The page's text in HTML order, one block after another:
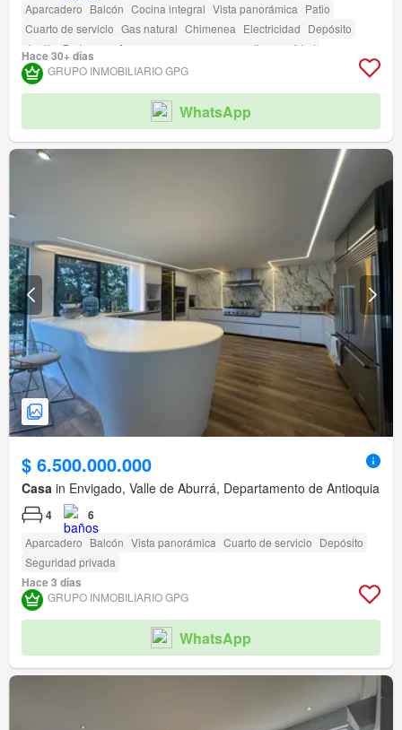
Aparcadero Balcón Cocina integral Vista panorámica Patio
Cuarto de servicio Gas natural Chimenea Electricidad Depósito
Jardín
Barbecue
Acceso para personas con discapacidad
Cancha de tenis
Hace 30+ días
GRUPO INMOBILIARIO GPG
WhatsApp
$ 6.500.000.000
Casa in Envigado, Valle de Aburrá, Departamento de Antioquia
4 6
Aparcadero Balcón Vista panorámica Cuarto de servicio Depósito
Seguridad privada
Hace 3 días
GRUPO INMOBILIARIO GPG
WhatsApp